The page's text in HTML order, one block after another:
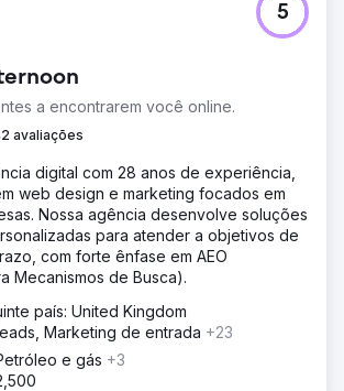
a encontrarem você online.
avaliações
5
digital com 28 anos de experiência,
web design e marketing focados em
Nossa agência desenvolve soluções
para atender a objetivos de
com forte ênfase em AEO
Mecanismos de Busca).
país: United Kingdom
Marketing de entrada +23
e gás +3